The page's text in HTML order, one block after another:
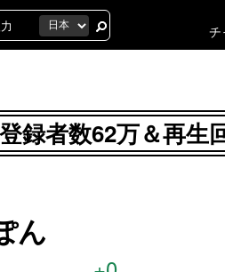
チ
録者数62万＆再生
ん